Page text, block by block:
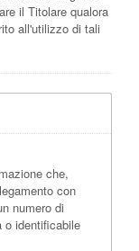
il Titolare qualora
all'utilizzo di tali
che,
con
numero di
o identificabile